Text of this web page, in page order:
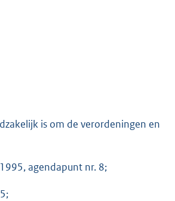
is om de verordeningen en
agendapunt nr. 8;